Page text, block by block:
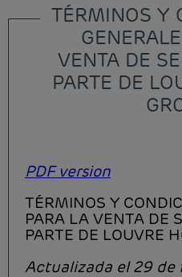
TÉRMINOS Y
VENTA DE
PARTE DE
PDF version
TÉRMINOS Y
PARA LA VENTA DE
PARTE DE LOUVRE
Actualizada el 29 de